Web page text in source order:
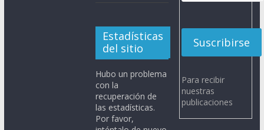
Estadísticas
del sitio
Hubo un problema
con la
recuperación de
las estadísticas.
Por favor,
Para recibir
nuestras
publicaciones